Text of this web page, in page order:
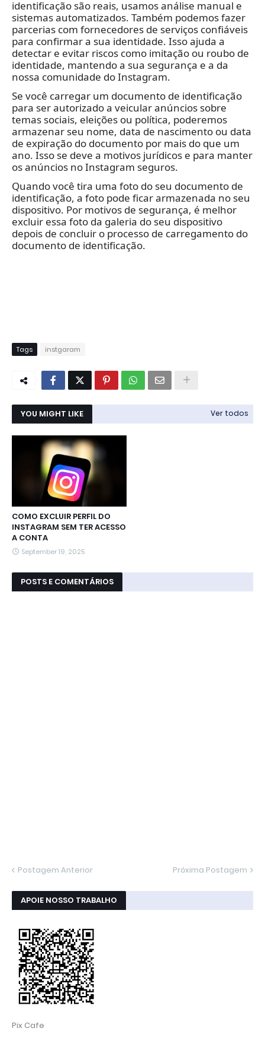
identificação são reais, usamos análise manual e
sistemas automatizados. Também podemos fazer
parcerias com fornecedores de serviços confiáveis
para confirmar a sua identidade. Isso ajuda a
detectar e evitar riscos como imitação ou roubo de
identidade, mantendo a sua segurança e a da
nossa comunidade do Instagram.
Se você carregar um documento de identificação
para ser autorizado a veicular anúncios sobre
temas sociais, eleições ou política, poderemos
armazenar seu nome, data de nascimento ou data
de expiração do documento por mais do que um
ano. Isso se deve a motivos jurídicos e para manter
os anúncios no Instagram seguros.
Quando você tira uma foto do seu documento de
identificação, a foto pode ficar armazenada no seu
dispositivo. Por motivos de segurança, é melhor
excluir essa foto da galeria do seu dispositivo
depois de concluir o processo de carregamento do
documento de identificação.
Tags instgaram
YOU MIGHT LIKE Ver todos
COMO EXCLUIR PERFIL DO
INSTAGRAM SEM TER ACESSO
A CONTA
September 19, 2025
POSTS E COMENTÁRIOS
Postagem Anterior Próxima Postagem
APOIE NOSSO TRABALHO
Pix Cafe